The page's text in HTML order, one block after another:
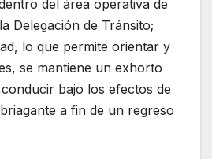
del área operativa de
Delegación de Tránsito;
lo que permite orientar y
se mantiene un exhorto
bajo los efectos de
a fin de un regreso